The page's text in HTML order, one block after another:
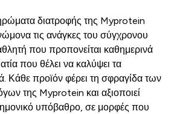
διατροφής της Myprotein
τις ανάγκες του σύγχρονου
που προπονείται καθημερινά
που θέλει να καλύψει τα
Κάθε προϊόν φέρει τη σφραγίδα των
της Myprotein και αξιοποιεί
υπόβαθρο, σε μορφές που